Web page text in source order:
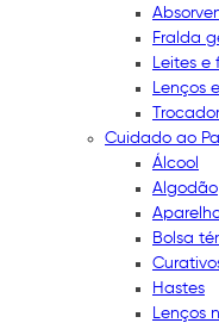
Fralda
Leites e
Lenços
Trocador
Cuidado ao
Álcool
Algodão
Bolsa
Hastes
Lenços